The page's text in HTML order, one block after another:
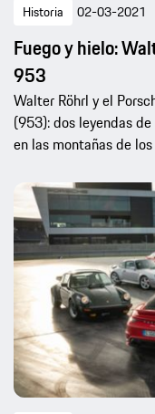
Historia 02-03-2021
Fuego y hielo:
953
Walter Röhrl y el
(953): dos leyendas
en las montañas de